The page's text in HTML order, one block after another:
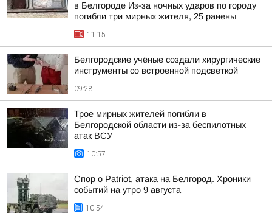
в Белгороде Из-за ночных ударов по городу
погибли три мирных жителя, 25 ранены
11:15
Белгородские учёные создали хирургические
инструменты со встроенной подсветкой
09:28
Трое мирных жителей погибли в
Белгородской области из-за беспилотных
атак ВСУ
10:57
Спор о Patriot, атака на Белгород. Хроники
событий на утро 9 августа
10:54